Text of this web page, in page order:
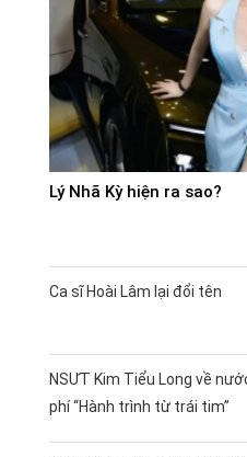
Lý Nhã Kỳ hiện ra sao?
Ca sĩ Hoài Lâm lại đổi tên
NSƯT Kim Tiểu Long về
phí “Hành trình từ trái tim”